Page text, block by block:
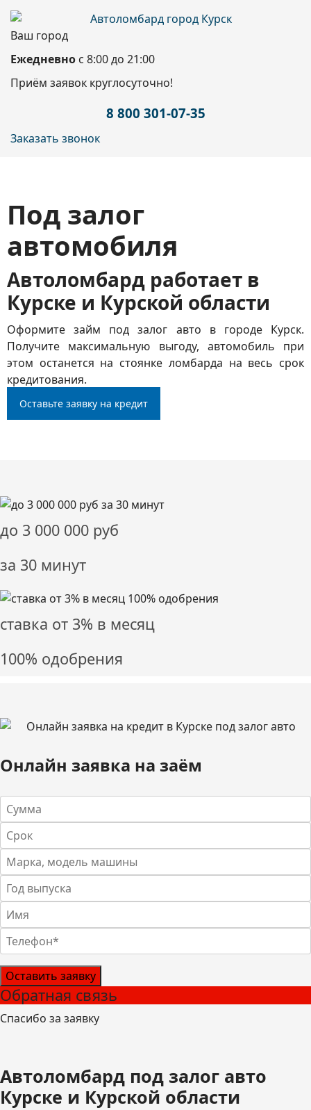
Ваш город
Ежедневно с 8:00 до 21:00
Приём заявок круглосуточно!
8 800 301-07-35
Заказать звонок
Под залог
автомобиля
Автоломбард работает в
Курске и Курской области
Оформите займ под залог авто в городе Курск.
Получите максимальную выгоду, автомобиль при
этом останется на стоянке ломбарда на весь срок
кредитования.
Оставьте заявку на кредит
до 3 000 000 руб
за 30 минут
ставка от 3% в месяц
100% одобрения
Онлайн заявка на заём
Оставить заявку
Обратная связь
Спасибо за заявку
Автоломбард под залог авто
Курске и Курской области